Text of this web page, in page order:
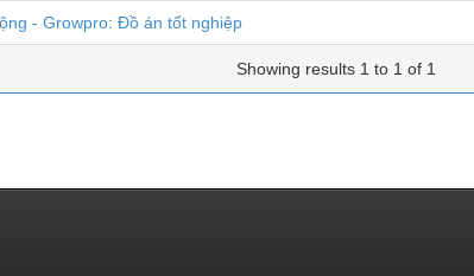
- Growpro: Đồ án tốt nghiệp
Showing results 1 to 1 of 1